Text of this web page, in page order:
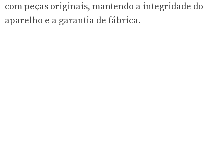
com peças originais, mantendo a integridade do
aparelho e a garantia de fábrica.